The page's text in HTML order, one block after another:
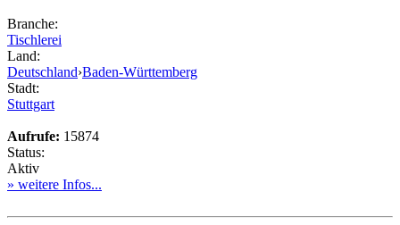
Branche:
Tischlerei
Land:
Deutschland›Baden-Württemberg
Stadt:
Stuttgart
Aufrufe: 15874
Status:
Aktiv
» weitere Infos...